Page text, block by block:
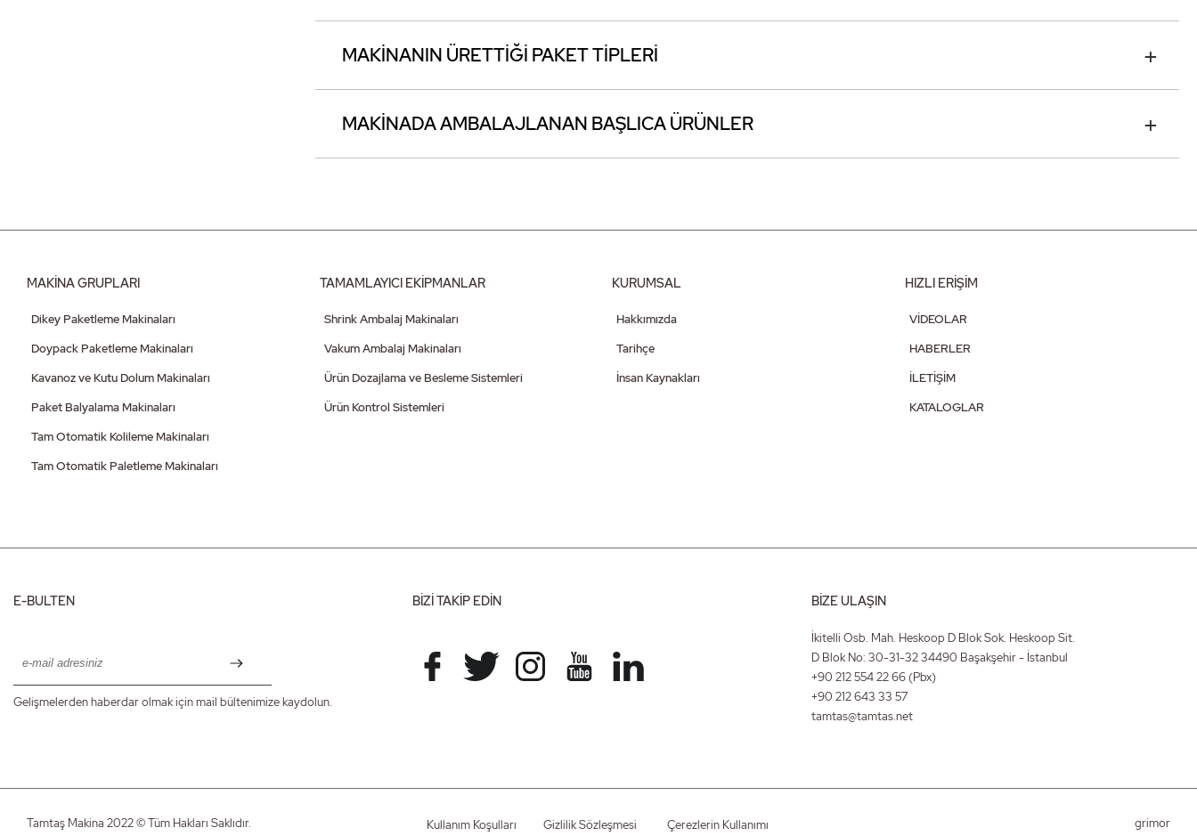
MAKİNANIN ÜRETTİĞİ PAKET TİPLERİ
MAKİNADA AMBALAJLANAN BAŞLICA ÜRÜNLER
MAKİNA GRUPLARI
Dikey Paketleme Makinaları
Doypack Paketleme Makinaları
Kavanoz ve Kutu Dolum Makinaları
Paket Balyalama Makinaları
Tam Otomatik Kolileme Makinaları
Tam Otomatik Paletleme Makinaları
TAMAMLAYICI EKİPMANLAR
Shrink Ambalaj Makinaları
Vakum Ambalaj Makinaları
Ürün Dozajlama ve Besleme Sistemleri
Ürün Kontrol Sistemleri
KURUMSAL
Hakkımızda
Tarihçe
İnsan Kaynakları
HIZLI ERİŞİM
VİDEOLAR
HABERLER
İLETİŞİM
KATALOGLAR
E-BULTEN
Gelişmelerden haberdar olmak için mail bültenimize kaydolun.
BİZİ TAKİP EDİN BİZE ULAŞIN
İkitelli Osb. Mah. Heskoop D Blok Sok. Heskoop Sit.
D Blok No: 30-31-32 34490 Başakşehir - İstanbul
+90 212 554 22 66(Pbx)
+90 212 643 33 57
tamtas@tamtas.net
Tamtaş Makina 2022 © Tüm Hakları Saklıdır. Kullanım Koşulları Gizlilik Sözleşmesi Çerezlerin Kullanımı grimor